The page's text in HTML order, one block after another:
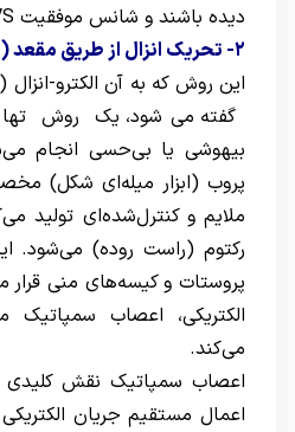
دیده باشند و شانس موفقیت PVS کمتر شود.
۲- تحریک انزال از طریق مقعد (تحریک رکتال)
گفته می‌شود، یک روش
بیهوشی یا بی‌حسی انجام
پروب (ابزار میله‌ای شکل)
ملایم و کنترل‌شده‌ای تولید
رکتوم (راست روده) می‌شود.
پروستات و کیسه‌های منی قرار
الکتریکی، اعصاب سمپاتیک
می‌کند.
اعصاب سمپاتیک نقش کلیدی در
اعمال مستقیم جریان